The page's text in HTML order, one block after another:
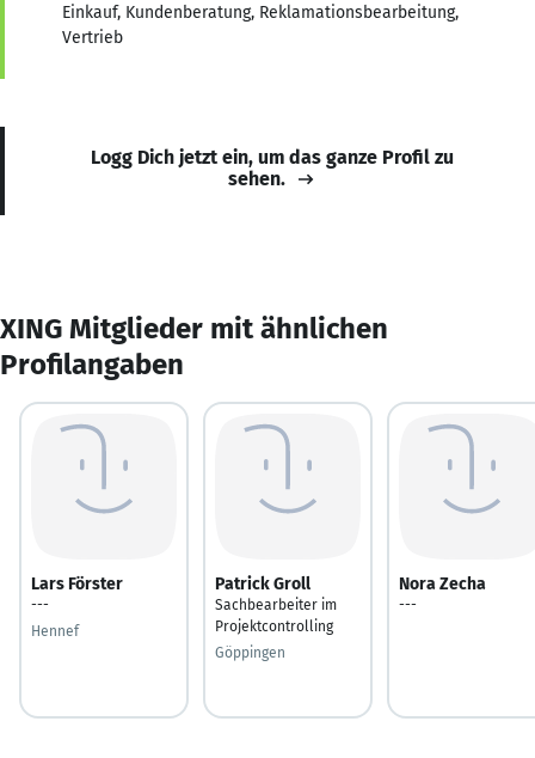
Einkauf, Kundenberatung, Reklamationsbearbeitung,
Vertrieb
Logg Dich jetzt ein, um das ganze Profil zu
sehen.
XING Mitglieder mit ähnlichen
Profilangaben
Lars Förster
---
Hennef
Patrick Groll
Sachbearbeiter im
Projektcontrolling
Göppingen
Nora Zecha
---